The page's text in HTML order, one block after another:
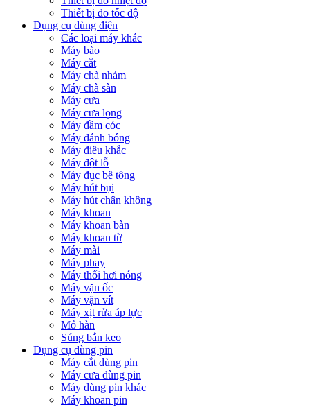
Thiết bị đo tốc độ
Dụng cụ dùng điện
Các loại máy khác
Máy bào
Máy cắt
Máy chà nhám
Máy chà sàn
Máy cưa
Máy cưa lọng
Máy đầm cóc
Máy đánh bóng
Máy điêu khắc
Máy đột lỗ
Máy đục bê tông
Máy hút bụi
Máy hút chân không
Máy khoan
Máy khoan bàn
Máy khoan từ
Máy mài
Máy phay
Máy thổi hơi nóng
Máy vặn ốc
Máy vặn vít
Máy xịt rửa áp lực
Mỏ hàn
Súng bắn keo
Dụng cụ dùng pin
Máy cắt dùng pin
Máy cưa dùng pin
Máy dùng pin khác
Máy khoan pin